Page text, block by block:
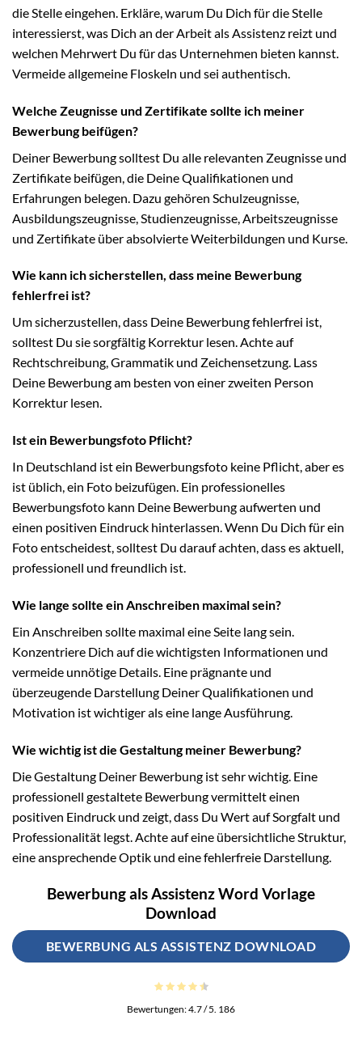
die Stelle eingehen. Erkläre, warum Du Dich für die Stelle
interessierst, was Dich an der Arbeit als Assistenz reizt und
welchen Mehrwert Du für das Unternehmen bieten kannst.
Vermeide allgemeine Floskeln und sei authentisch.
Welche Zeugnisse und Zertifikate sollte ich meiner
Bewerbung beifügen?
Deiner Bewerbung solltest Du alle relevanten Zeugnisse und
Zertifikate beifügen, die Deine Qualifikationen und
Erfahrungen belegen. Dazu gehören Schulzeugnisse,
Ausbildungszeugnisse, Studienzeugnisse, Arbeitszeugnisse
und Zertifikate über absolvierte Weiterbildungen und Kurse.
Wie kann ich sicherstellen, dass meine Bewerbung
fehlerfrei ist?
Um sicherzustellen, dass Deine Bewerbung fehlerfrei ist,
solltest Du sie sorgfältig Korrektur lesen. Achte auf
Rechtschreibung, Grammatik und Zeichensetzung. Lass
Deine Bewerbung am besten von einer zweiten Person
Korrektur lesen.
Ist ein Bewerbungsfoto Pflicht?
In Deutschland ist ein Bewerbungsfoto keine Pflicht, aber es
ist üblich, ein Foto beizufügen. Ein professionelles
Bewerbungsfoto kann Deine Bewerbung aufwerten und
einen positiven Eindruck hinterlassen. Wenn Du Dich für ein
Foto entscheidest, solltest Du darauf achten, dass es aktuell,
professionell und freundlich ist.
Wie lange sollte ein Anschreiben maximal sein?
Ein Anschreiben sollte maximal eine Seite lang sein.
Konzentriere Dich auf die wichtigsten Informationen und
vermeide unnötige Details. Eine prägnante und
überzeugende Darstellung Deiner Qualifikationen und
Motivation ist wichtiger als eine lange Ausführung.
Wie wichtig ist die Gestaltung meiner Bewerbung?
Die Gestaltung Deiner Bewerbung ist sehr wichtig. Eine
professionell gestaltete Bewerbung vermittelt einen
positiven Eindruck und zeigt, dass Du Wert auf Sorgfalt und
Professionalität legst. Achte auf eine übersichtliche Struktur,
eine ansprechende Optik und eine fehlerfreie Darstellung.
Bewerbung als Assistenz Word Vorlage
Download
BEWERBUNG ALS ASSISTENZ DOWNLOAD
Bewertungen:4.7/ 5. 186